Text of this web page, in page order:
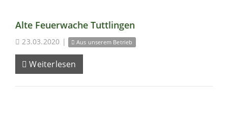
Alte Feuerwache Tuttlingen
23.03.2020 | Aus unserem Betrieb
Weiterlesen